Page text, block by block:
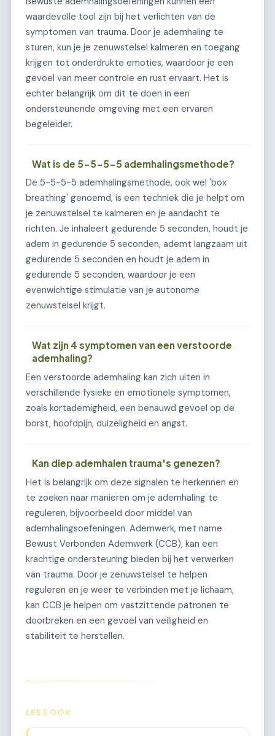
waardevolle tool zijn bij het verlichten van de
symptomen van trauma. Door je ademhaling te
sturen, kun je je zenuwstelsel kalmeren en toegang
krijgen tot onderdrukte emoties, waardoor je een
gevoel van meer controle en rust ervaart. Het is
echter belangrijk om dit te doen in een
ondersteunende omgeving met een ervaren
begeleider.
Wat is de 5-5-5-5 ademhalingsmethode?
De 5-5-5-5 ademhalingsmethode, ook wel 'box
breathing' genoemd, is een techniek die je helpt om
je zenuwstelsel te kalmeren en je aandacht te
richten. Je inhaleert gedurende 5 seconden, houdt je
adem in gedurende 5 seconden, ademt langzaam uit
gedurende 5 seconden en houdt je adem in
gedurende 5 seconden, waardoor je een
evenwichtige stimulatie van je autonome
zenuwstelsel krijgt.
Wat zijn 4 symptomen van een verstoorde
ademhaling?
Een verstoorde ademhaling kan zich uiten in
verschillende fysieke en emotionele symptomen,
zoals kortademigheid, een benauwd gevoel op de
borst, hoofdpijn, duizeligheid en angst.
Kan diep ademhalen trauma's genezen?
Het is belangrijk om deze signalen te herkennen en
te zoeken naar manieren om je ademhaling te
reguleren, bijvoorbeeld door middel van
ademhalingsoefeningen. Ademwerk, met name
Bewust Verbonden Ademwerk (CCB), kan een
krachtige ondersteuning bieden bij het verwerken
van trauma. Door je zenuwstelsel te helpen
reguleren en je weer te verbinden met je lichaam,
kan CCB je helpen om vastzittende patronen te
doorbreken en een gevoel van veiligheid en
stabiliteit te herstellen.
LEES OOK